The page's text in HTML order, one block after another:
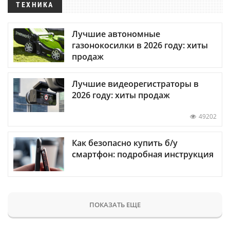
ТЕХНИКА
Лучшие автономные
газонокосилки в 2026 году: хиты
продаж
Лучшие видеорегистраторы в
2026 году: хиты продаж
49202
Как безопасно купить б/у
смартфон: подробная инструкция
ПОКАЗАТЬ ЕЩЕ